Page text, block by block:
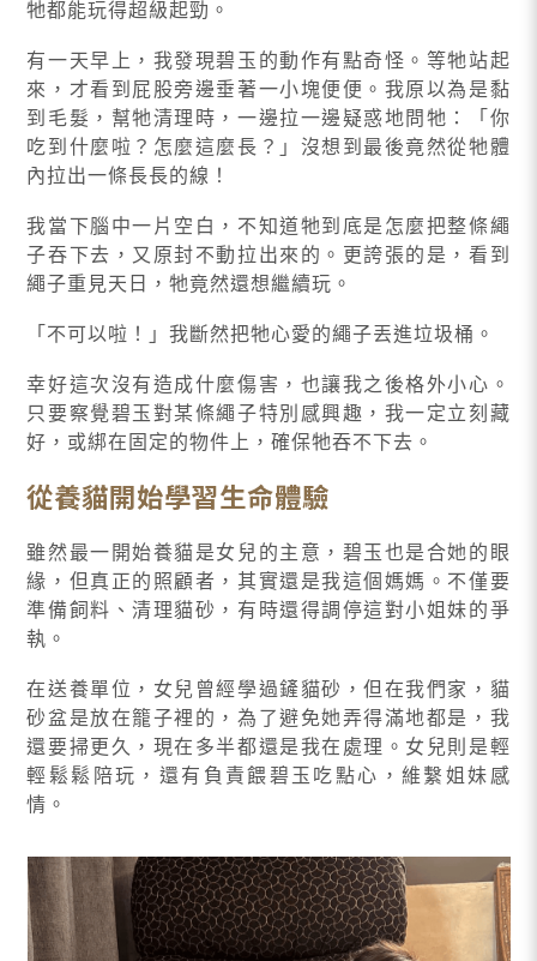
牠都能玩得超級起勁。
有一天早上，我發現碧玉的動作有點奇怪。等牠站起
來，才看到屁股旁邊垂著一小塊便便。我原以為是黏
到毛髮，幫牠清理時，一邊拉一邊疑惑地問牠：「你
吃到什麼啦？怎麼這麼長？」沒想到最後竟然從牠體
內拉出一條長長的線！
我當下腦中一片空白，不知道牠到底是怎麼把整條繩
子吞下去，又原封不動拉出來的。更誇張的是，看到
繩子重見天日，牠竟然還想繼續玩。
「不可以啦！」我斷然把牠心愛的繩子丟進垃圾桶。
幸好這次沒有造成什麼傷害，也讓我之後格外小心。
只要察覺碧玉對某條繩子特別感興趣，我一定立刻藏
好，或綁在固定的物件上，確保牠吞不下去。
從養貓開始學習生命體驗
雖然最一開始養貓是女兒的主意，碧玉也是合她的眼
緣，但真正的照顧者，其實還是我這個媽媽。不僅要
準備飼料、清理貓砂，有時還得調停這對小姐妹的爭
執。
在送養單位，女兒曾經學過鏟貓砂，但在我們家，貓
砂盆是放在籠子裡的，為了避免她弄得滿地都是，我
還要掃更久，現在多半都還是我在處理。女兒則是輕
輕鬆鬆陪玩，還有負責餵碧玉吃點心，維繫姐妹感
情。